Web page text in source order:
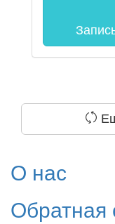
О нас
Обратная